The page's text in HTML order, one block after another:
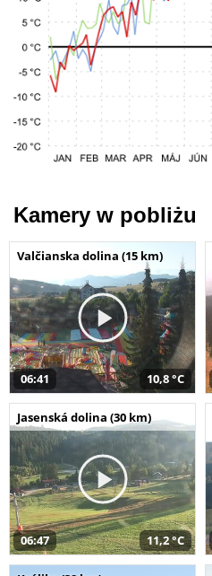
Kamery w pobliżu
Valčianska dolina (15 km)
06:41 10,8 °C
Jasenská dolina (30 km)
06:47 11,2 °C